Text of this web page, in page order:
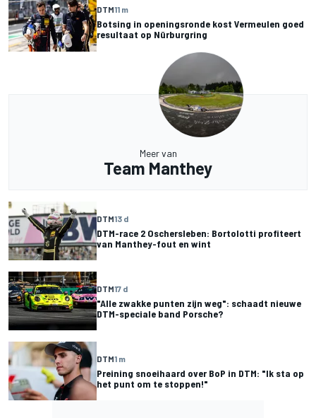
DTM11 m
Botsing in openingsronde kost Vermeulen goed
resultaat op Nürburgring
Meer van
Team Manthey
DTM13 d
DTM-race 2 Oschersleben: Bortolotti profiteert
van Manthey-fout en wint
DTM17 d
"Alle zwakke punten zijn weg": schaadt nieuwe
DTM-speciale band Porsche?
DTM1 m
Preining snoeihaard over BoP in DTM: "Ik sta op
het punt om te stoppen!"